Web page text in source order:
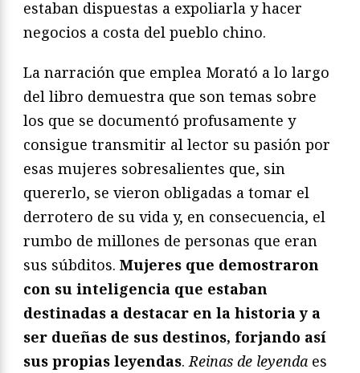
estaban dispuestas a expoliarla y hacer
negocios a costa del pueblo chino.
La narración que emplea Morató a lo largo
del libro demuestra que son temas sobre
los que se documentó profusamente y
consigue transmitir al lector su pasión por
esas mujeres sobresalientes que, sin
quererlo, se vieron obligadas a tomar el
derrotero de su vida y, en consecuencia, el
rumbo de millones de personas que eran
sus súbditos. Mujeres que demostraron
con su inteligencia que estaban
destinadas a destacar en la historia y a
ser dueñas de sus destinos, forjando así
sus propias leyendas. Reinas de leyenda es